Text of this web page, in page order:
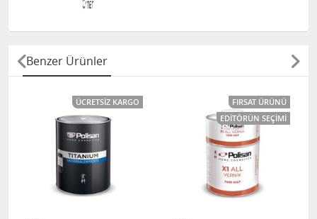
Benzer Ürünler
ÜCRETSIZ KARGO
FIRSAT ÜRÜNÜ
EDITÖRÜN SEÇIMI